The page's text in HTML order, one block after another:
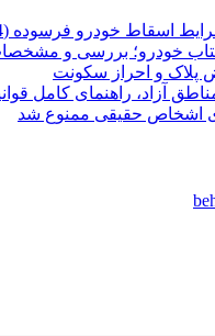
خودرو فرسوده (14 مرداد 1405)
پلاک و احراز سکونت
آزاد، راهنمای کامل
اشخاص حقیقی ممنوع شد